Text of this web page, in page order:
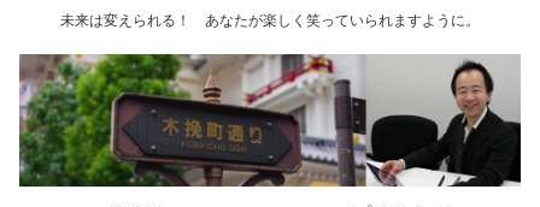
未来は変えられる！ あなたが楽しく笑っていられますように。